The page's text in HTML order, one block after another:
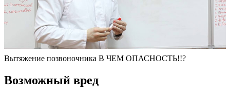
Вытяжение позвоночника В ЧЕМ ОПАСНОСТЬ!!?
Возможный вред